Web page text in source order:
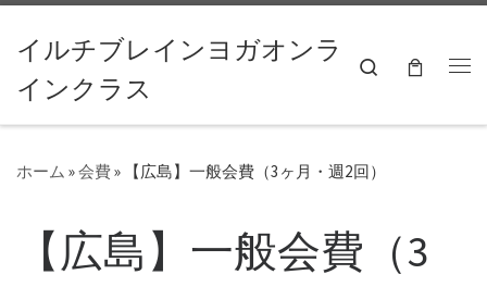
コンテンツへスキップ
イルチブレインヨガオンラ
インクラス
Search
ホーム »会費» 【広島】一般会費（3ヶ月・週2回）
【広島】一般会費（3